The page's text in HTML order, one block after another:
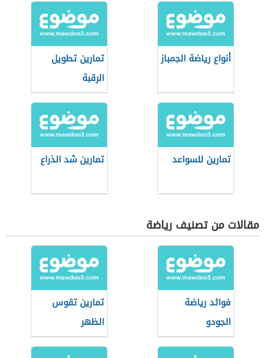
أنواع رياضة الجمباز
تمارين تطويل
الرقبة
تمارين للسواعد تمارين شد الذراع
مقالات من تصنيف رياضة
فوائد رياضة
الجودو
تمارين تقوس
الظهر